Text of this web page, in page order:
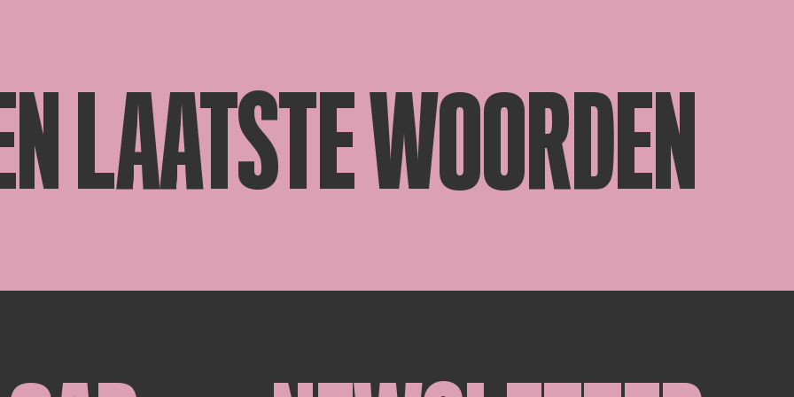
LAATSTE WOORDEN